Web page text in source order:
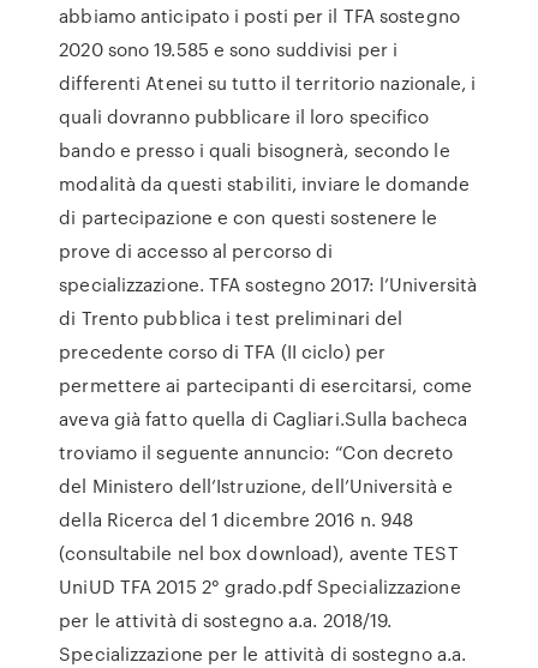
abbiamo anticipato i posti per il TFA sostegno
2020 sono 19.585 e sono suddivisi per i
differenti Atenei su tutto il territorio nazionale, i
quali dovranno pubblicare il loro specifico
bando e presso i quali bisognerà, secondo le
modalità da questi stabiliti, inviare le domande
di partecipazione e con questi sostenere le
prove di accesso al percorso di
specializzazione. TFA sostegno 2017: l’Università
di Trento pubblica i test preliminari del
precedente corso di TFA (II ciclo) per
permettere ai partecipanti di esercitarsi, come
aveva già fatto quella di Cagliari.Sulla bacheca
troviamo il seguente annuncio: “Con decreto
del Ministero dell’Istruzione, dell’Università e
della Ricerca del 1 dicembre 2016 n. 948
(consultabile nel box download), avente TEST
UniUD TFA 2015 2° grado.pdf Specializzazione
per le attività di sostegno a.a. 2018/19.
Specializzazione per le attività di sostegno a.a.